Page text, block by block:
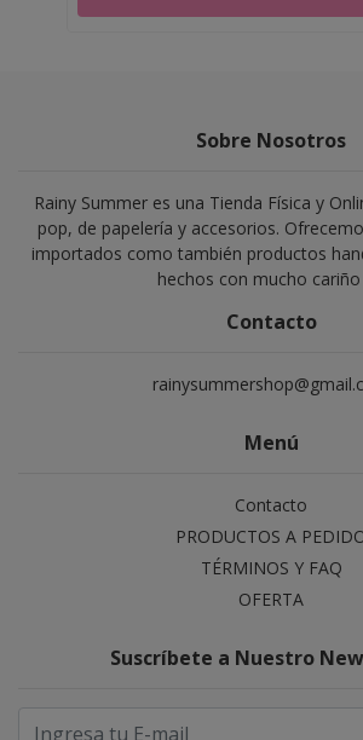
Sobre Nosotros
Rainy Summer es una Tienda Física y
pop, de papelería y accesorios.
importados como también productos
hechos con mucho
Contacto
Menú
Contacto
PRODUCTOS A
TÉRMINOS Y FAQ
OFERTA
Suscríbete a Nuestro